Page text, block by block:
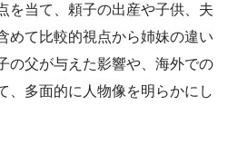
を当て、頼子の出産や子供、夫
めて比較的視点から姉妹の違い
の父が与えた影響や、海外での
、多面的に人物像を明らかにし